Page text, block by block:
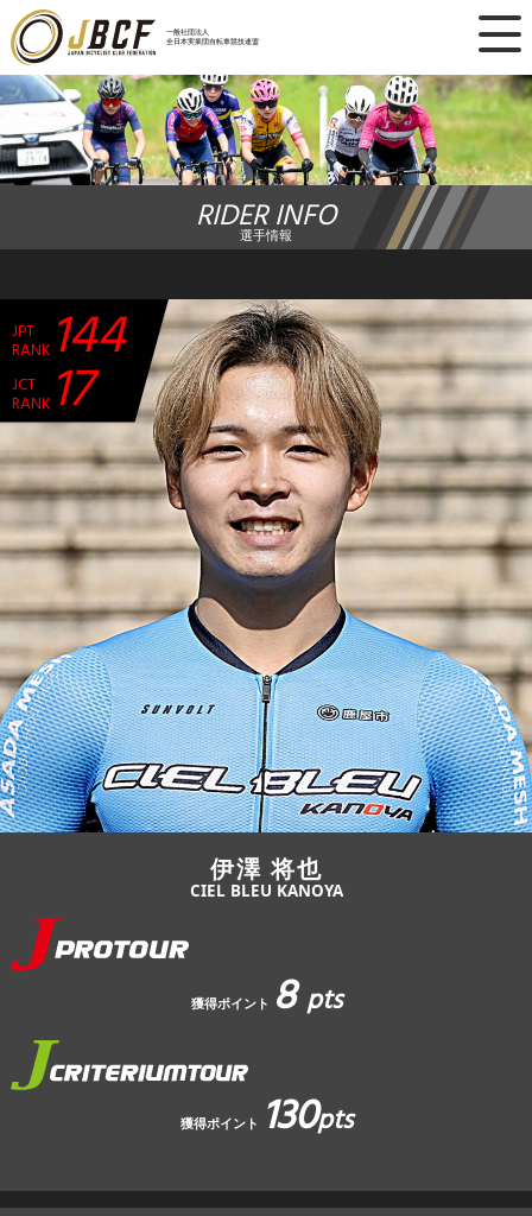
一般社団法人
全日本実業団自転車競技連盟
×
ニュース
レース日程
ランキング
チーム・選手
競技ガイド
加盟・登録
エントリー
JBCF ROAD SERIESとは
RIDER INFO
選手情報
JPT
RANK 144
JCT
RANK 17
伊澤 将也
CIEL BLEU KANOYA
獲得ポイント 8pts
獲得ポイント 130pts